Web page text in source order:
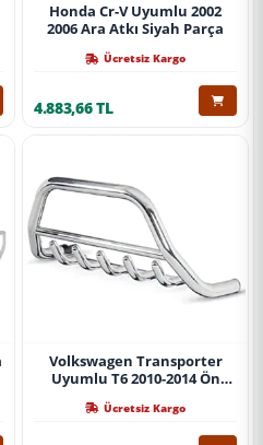
Honda Cr-V Uyumlu 2002
2006 Ara Atkı Siyah Parça
Ücretsiz Kargo
4.883,66 TL
Volkswagen Transporter
Uyumlu T6 2010-2014 Ön
Çelik Krom
Ücretsiz Kargo